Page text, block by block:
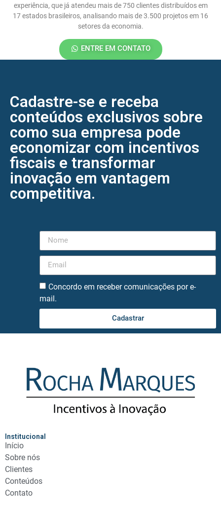
experiência, que já atendeu mais de 750 clientes distribuídos em
17 estados brasileiros, analisando mais de 3.500 projetos em 16
setores da economia.
ENTRE EM CONTATO
Cadastre-se e receba
conteúdos exclusivos sobre
como sua empresa pode
economizar com incentivos
fiscais e transformar
inovação em vantagem
competitiva.
Concordo em receber comunicações por e-
mail.
Cadastrar
Institucional
Início
Sobre nós
Clientes
Conteúdos
Contato